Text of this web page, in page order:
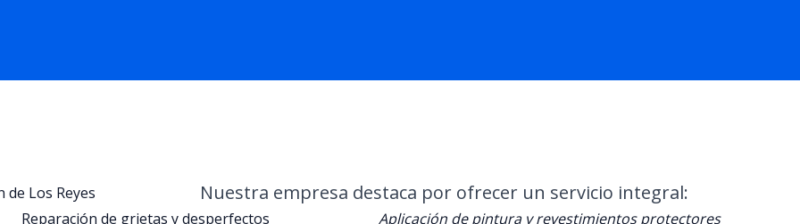
de Los Reyes Nuestra empresa destaca por ofrecer un servicio integral:
Reparación de grietas y desperfectos Aplicación de pintura y revestimientos protectores